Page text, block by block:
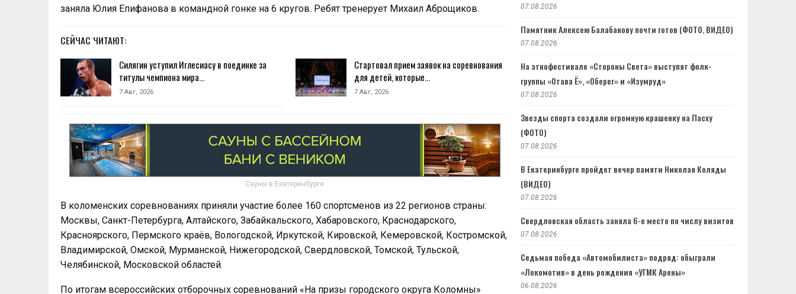
заняла Юлия Епифанова в командной гонке на 6 кругов. Ребят тренерует Михаил Аброщиков.
СЕЙЧАС ЧИТАЮТ:
Силягин уступил Иглесиасу в поединке за
титулы чемпиона мира…
7 Авг, 2026
Стартовал прием заявок на соревнования
для детей, которые…
7 Авг, 2026
Сауны в Екатеринбурге
В коломенских соревнованиях приняли участие более 160 спортсменов из 22 регионов страны:
Москвы, Санкт-Петербурга, Алтайского, Забайкальского, Хабаровского, Краснодарского,
Красноярского, Пермского краёв, Вологодской, Иркутской, Кировской, Кемеровской, Костромской,
Владимирской, Омской, Мурманской, Нижегородской, Свердловской, Томской, Тульской,
Челябинской, Московской областей.
По итогам всероссийских отборочных соревнований «На призы городского округа Коломны»
07.08.2026
Памятник Алексею Балабанову почти готов (ФОТО, ВИДЕО)
07.08.2026
На этнофестивале «Стороны Света» выступят фолк-
группы «Отава Ё», «Оберег» и «Изумруд»
07.08.2026
Звезды спорта создали огромную крашенку на Пасху
(ФОТО)
07.08.2026
В Екатеринбурге пройдет вечер памяти Николая Коляды
(ВИДЕО)
07.08.2026
Свердловская область заняла 6-е место по числу визитов
07.08.2026
Седьмая победа «Автомобилиста» подряд: обыграли
«Локомотив» в день рождения «УГМК Арены»
06.08.2026